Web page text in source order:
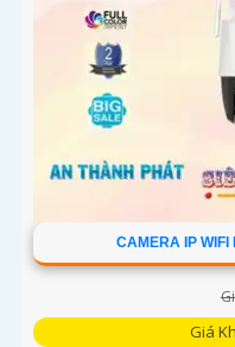
CAMERA IP WIFI
Giá